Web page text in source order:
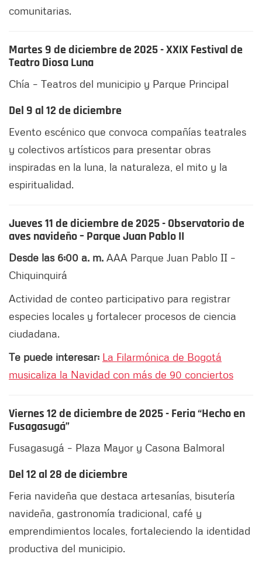
comunitarias.
Martes 9 de diciembre de 2025 - XXIX Festival de
Teatro Diosa Luna
Chía – Teatros del municipio y Parque Principal
Del 9 al 12 de diciembre
Evento escénico que convoca compañías teatrales
y colectivos artísticos para presentar obras
inspiradas en la luna, la naturaleza, el mito y la
espiritualidad.
Jueves 11 de diciembre de 2025 - Observatorio de
aves navideño – Parque Juan Pablo II
Desde las 6:00 a. m. AAA Parque Juan Pablo II –
Chiquinquirá
Actividad de conteo participativo para registrar
especies locales y fortalecer procesos de ciencia
ciudadana.
Te puede interesar: La Filarmónica de Bogotá
musicaliza la Navidad con más de 90 conciertos
Viernes 12 de diciembre de 2025 - Feria “Hecho en
Fusagasugá”
Fusagasugá – Plaza Mayor y Casona Balmoral
Del 12 al 28 de diciembre
Feria navideña que destaca artesanías, bisutería
navideña, gastronomía tradicional, café y
emprendimientos locales, fortaleciendo la identidad
productiva del municipio.